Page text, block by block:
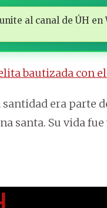
al canal de ÚH en
bautizada con
era parte
santa. Su vida